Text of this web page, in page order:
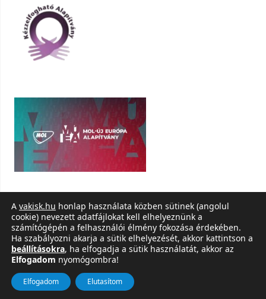
Vakok Egységes Gyógypedagógiai Módszertani Intézménye, Óvodája, Általános
Iskolája, Szakiskolája, Készségfejlesztő Iskolája, Fejlesztő Nevelés-Oktatást Végző
Iskolája, Kollégiuma és Gyermekotthona
A vakisk.hu honlap használata közben sütinek (angolul
cookie) nevezett adatfájlokat kell elhelyeznünk a
számítógépén a felhasználói élmény fokozása érdekében.
Ha szabályozni akarja a sütik elhelyezését, akkor kattintson a
beállításokra, ha elfogadja a sütik használatát, akkor az
Elfogadom nyomógombra!
Elfogadom Elutasítom